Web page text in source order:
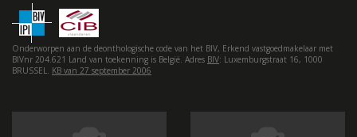
Onderworpen aan de deonthologische code van het BIV, Erkend vastgoedmakelaar met
BIVnr 204.621 Land van toekenning is België. Adres BIV: Luxemburgstraat 16, 1000
BRUSSEL. KB van 27 september 2006